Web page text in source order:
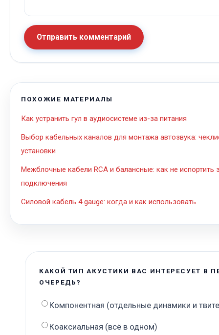
Отправить комментарий
ПОХОЖИЕ МАТЕРИАЛЫ
Как устранить гул в аудиосистеме из-за питания
Выбор кабельных каналов для монтажа автозвука:
установки
Межблочные кабели RCA и балансные: как не испортить
подключения
Силовой кабель 4 gauge: когда и как использовать
КАКОЙ ТИП АКУСТИКИ ВАС ИНТЕРЕСУЕТ В
ОЧЕРЕДЬ?
Компонентная (отдельные динамики и
Коаксиальная (всё в одном)